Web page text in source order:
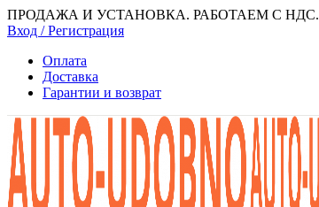
ПРОДАЖА И УСТАНОВКА. РАБОТАЕМ С НДС.
Вход / Регистрация
Оплата
Доставка
Гарантии и возврат